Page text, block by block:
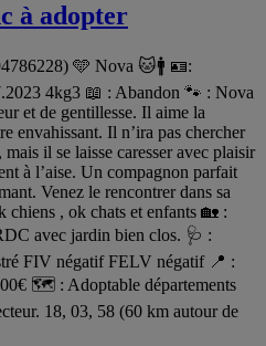
à adopter
🩵 Nova 🐱🚹 🪪:
4kg3 📖 : Abandon 🐾 : Nova
et de gentillesse. Il aime la
envahissant. Il n’ira pas chercher
il se laisse caresser avec plaisir
à l’aise. Un compagnon parfait
Venez le rencontrer dans sa
, ok chats et enfants 🏡 :
avec jardin bien clos. 🩺 :
FIV négatif FELV négatif 📍 :
🗺️ : Adoptable départements
18, 03, 58 (60 km autour de